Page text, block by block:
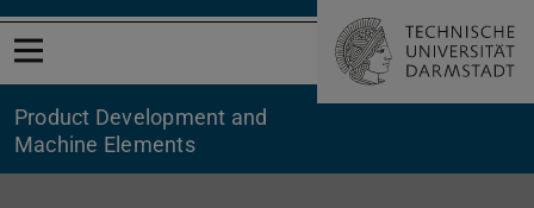
Open menu
Product Development and
Machine Elements